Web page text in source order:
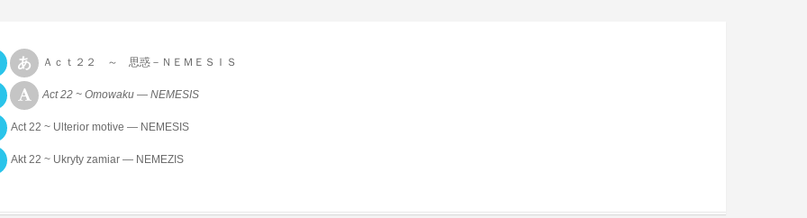
Ａｃｔ２２ ～ 思惑－ＮＥＭＥＳＩＳ
Act 22 ~ Omowaku — NEMESIS
Act 22 ~ Ulterior motive — NEMESIS
Akt 22 ~ Ukryty zamiar — NEMEZIS